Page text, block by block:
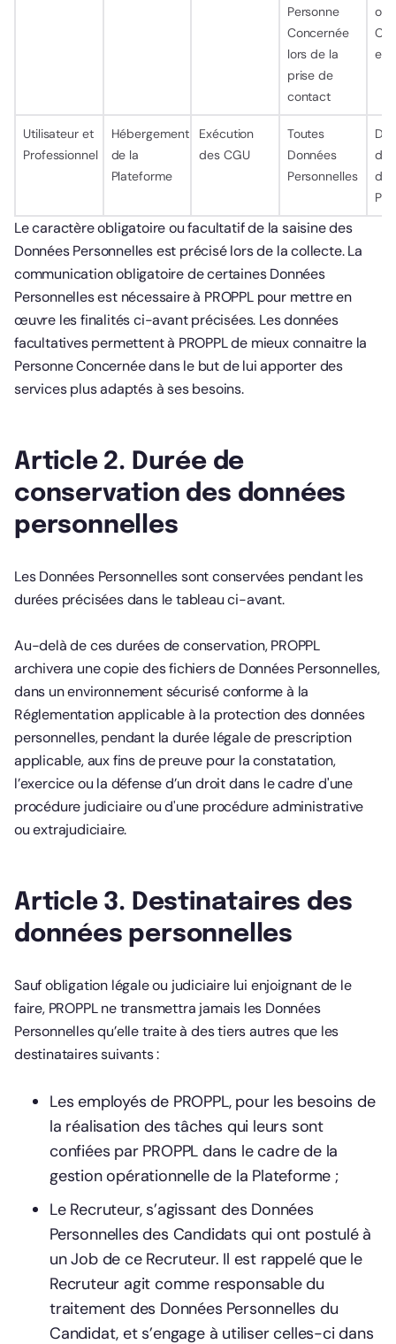
Personne
Concernée
lors de la
prise de
contact
ou
Utilisateur et
Professionnel
Hébergement
de la
Plateforme
Exécution
des CGU
Toutes
Données
Personnelles
de
Le caractère obligatoire ou facultatif de la saisine des
Données Personnelles est précisé lors de la collecte. La
communication obligatoire de certaines Données
Personnelles est nécessaire à PROPPL pour mettre en
œuvre les finalités ci-avant précisées. Les données
facultatives permettent à PROPPL de mieux connaitre la
Personne Concernée dans le but de lui apporter des
services plus adaptés à ses besoins.
Article 2. Durée de
conservation des données
personnelles
Les Données Personnelles sont conservées pendant les
durées précisées dans le tableau ci-avant.
Au-delà de ces durées de conservation, PROPPL
archivera une copie des fichiers de Données Personnelles,
dans un environnement sécurisé conforme à la
Réglementation applicable à la protection des données
personnelles, pendant la durée légale de prescription
applicable, aux fins de preuve pour la constatation,
l’exercice ou la défense d’un droit dans le cadre d'une
procédure judiciaire ou d'une procédure administrative
ou extrajudiciaire.
Article 3. Destinataires des
données personnelles
Sauf obligation légale ou judiciaire lui enjoignant de le
faire, PROPPL ne transmettra jamais les Données
Personnelles qu’elle traite à des tiers autres que les
destinataires suivants :
Les employés de PROPPL, pour les besoins de
la réalisation des tâches qui leurs sont
confiées par PROPPL dans le cadre de la
gestion opérationnelle de la Plateforme ;
Le Recruteur, s’agissant des Données
Personnelles des Candidats qui ont postulé à
un Job de ce Recruteur. Il est rappelé que le
Recruteur agit comme responsable du
traitement des Données Personnelles du
Candidat, et s’engage à utiliser celles-ci dans